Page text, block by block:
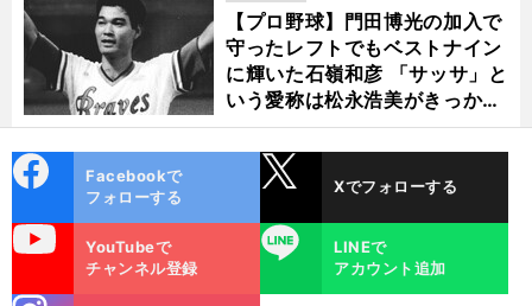
【プロ野球】門田博光の加入で
守ったレフトでもベストナイン
に輝いた石嶺和彦 「サッサ」と
いう愛称は松永浩美がきっか
け？
ok
Facebookで
フォローする
Xでフォローする
YouTubeで
チャンネル登録
LINE
LINEで
アカウント追加